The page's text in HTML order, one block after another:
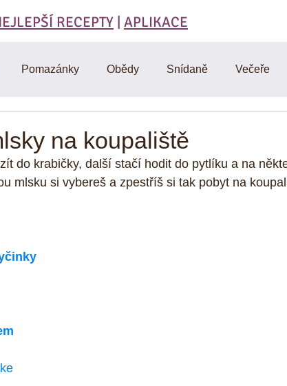
RECEPTY | APLIKACE
Pomazánky Obědy Snídaně Večeře
Cviceni a hubnuti Denik D-články
na koupaliště
do krabičky, další stačí hodit do pytlíku a na
mlsku si vybereš a zpestříš si tak pobyt na